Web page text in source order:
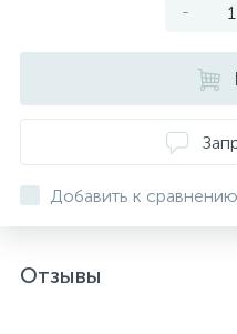
-
Добавить к сравнению
Отзывы